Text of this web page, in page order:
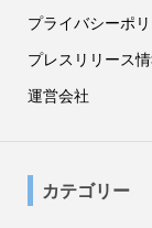
プライバシーポ
プレスリリース
運営会社
カテゴリー